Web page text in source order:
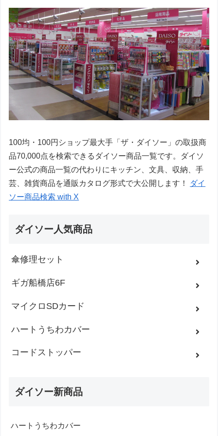
100均・100円ショップ最大手「ザ・ダイソー」の取扱商
品70,000点を検索できるダイソー商品一覧です。ダイソ
ー公式の商品一覧の代わりにキッチン、文具、収納、手
芸、雑貨商品を通販カタログ形式で大公開します！
ダイ
ソー商品検索 with X
ダイソー人気商品
傘修理セット
ギガ船橋店6F
マイクロSDカード
ハートうちわカバー
コードストッパー
ダイソー新商品
ハートうちわカバー